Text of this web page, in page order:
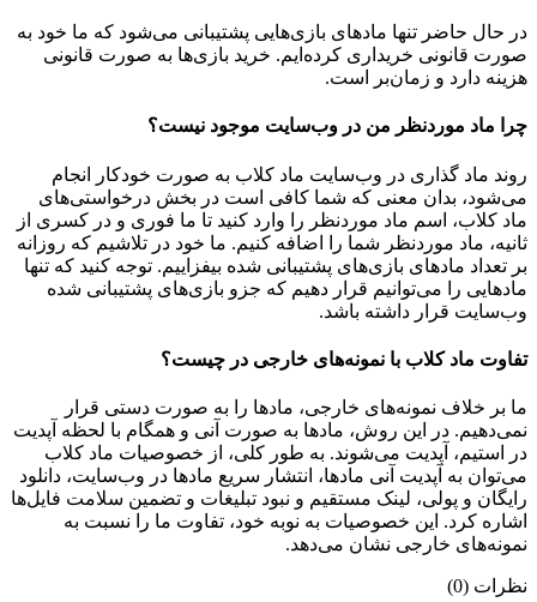
در حال حاضر تنها مادهای بازی‌هایی پشتیبانی می‌شود که ما خود به
صورت قانونی خریداری کرده‌ایم. خرید بازی‌ها به صورت قانونی
هزینه دارد و زمان‌بر است.
چرا ماد موردنظر من در وب‌سایت موجود نیست؟
روند ماد گذاری در وب‌سایت ماد کلاب به صورت خودکار انجام
می‌شود، بدان معنی که شما کافی است در بخش درخواستی‌های
ماد کلاب، اسم ماد موردنظر را وارد کنید تا ما فوری و در کسری از
ثانیه، ماد موردنظر شما را اضافه کنیم. ما خود در تلاشیم که روزانه
بر تعداد مادهای بازی‌های پشتیبانی شده بیفزاییم. توجه کنید که تنها
مادهایی را می‌توانیم قرار دهیم که جزو بازی‌های پشتیبانی شده
وب‌سایت قرار داشته باشد.
تفاوت ماد کلاب با نمونه‌های خارجی در چیست؟
ما بر خلاف نمونه‌های خارجی، مادها را به صورت دستی قرار
نمی‌دهیم. در این روش، مادها به صورت آنی و همگام با لحظه آپدیت
در استیم، آپدیت می‌شوند. به طور کلی، از خصوصیات ماد کلاب
می‌‌توان به آپدیت آنی مادها، انتشار سریع مادها در وب‌سایت، دانلود
رایگان و پولی، لینک مستقیم و نبود تبلیغات و تضمین سلامت فایل‌ها
اشاره کرد. این خصوصیات به نوبه خود، تفاوت ما را نسبت به
نمونه‌های خارجی نشان می‌دهد.
نظرات (0)